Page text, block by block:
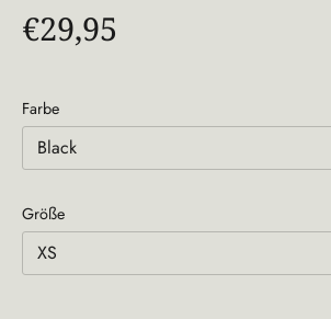
€29,95
Farbe
Black
Größe
XS